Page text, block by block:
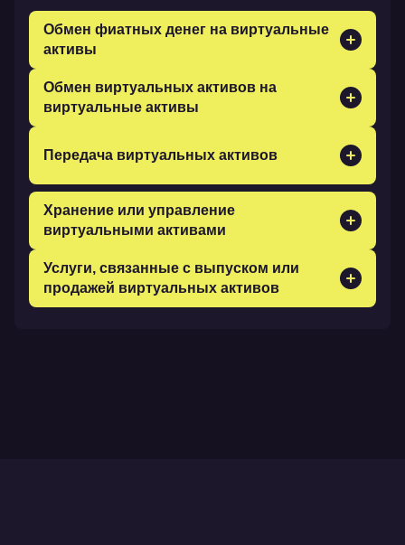
Обмен фиатных денег на виртуальные
активы
традиционную валюту для клиентов или от их
имени.
Обмен виртуальных активов на
виртуальные активы
которых один виртуальный актив обменивается на
Передача виртуальных активов
Перемещение виртуальных активов с одного адреса
или счета на другой от имени клиента или другого
лица.
Хранение или управление
виртуальными активами
активами, закрытыми ключами или инструментами,
обеспечивающими контроль над виртуальными
Услуги, связанные с выпуском или
продажей виртуальных активов